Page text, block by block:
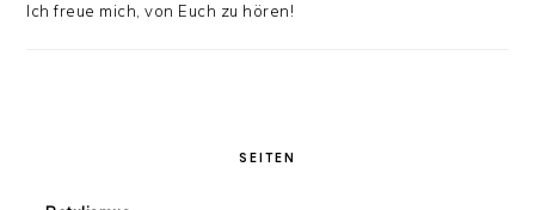
Ich freue mich, von Euch zu hören!
SEITEN